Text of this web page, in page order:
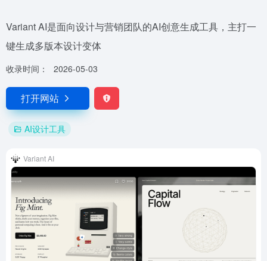
Variant AI是面向设计与营销团队的AI创意生成工具，主打一
键生成多版本设计变体
收录时间： 2026-05-03
打开网站
AI设计工具
Variant AI